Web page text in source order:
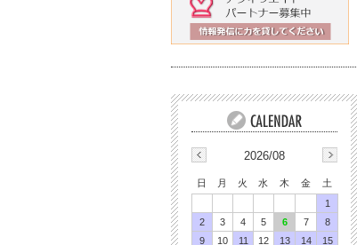
2026/08
日 月 火 水 木 金
土
1
2
3 4 5 6 7
8
9
10 11 12 13 14 15